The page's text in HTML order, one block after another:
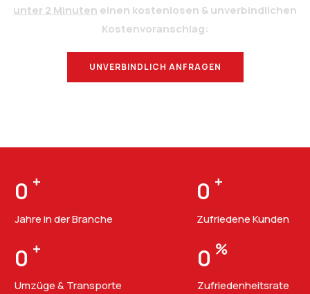
unter 2 Minuten einen kostenlosen & unverbindlichen
Kostenvoranschlag:
UNVERBINDLICH ANFRAGEN
0 +
Jahre in der Branche
0 +
Zufriedene Kunden
0 +
Umzüge & Transporte
0 %
Zufriedenheitsrate